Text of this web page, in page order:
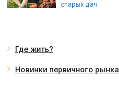
старых дач
Где жить?
Новинки первичного рынка